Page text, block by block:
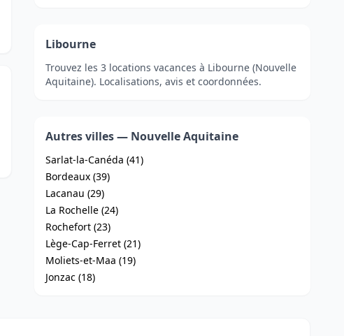
Libourne
Trouvez les 3 locations vacances à Libourne (Nouvelle
Aquitaine). Localisations, avis et coordonnées.
Autres villes — Nouvelle Aquitaine
Sarlat-la-Canéda (41)
Bordeaux (39)
Lacanau (29)
La Rochelle (24)
Rochefort (23)
Lège-Cap-Ferret (21)
Moliets-et-Maa (19)
Jonzac (18)